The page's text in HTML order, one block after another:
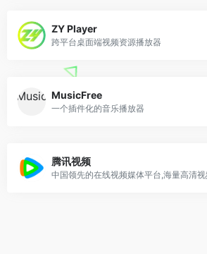
ZY Player
跨平台桌面端视频资源播放器
MusicFree
一个插件化的音乐播放器
腾讯视频
中国领先的在线视频媒体平台,海量高清